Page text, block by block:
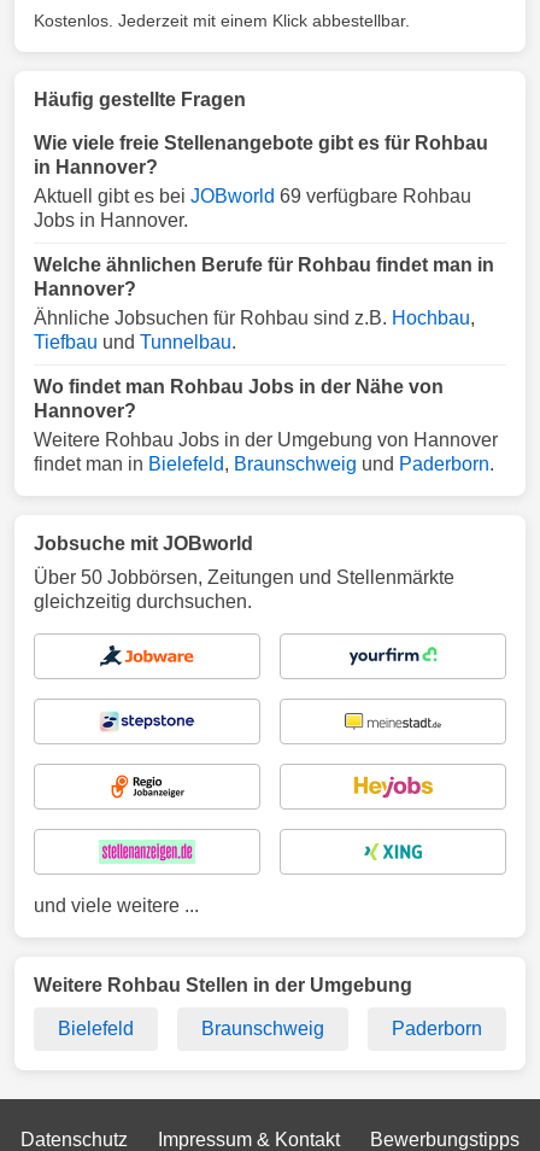
Kostenlos. Jederzeit mit einem Klick abbestellbar.
Häufig gestellte Fragen
Wie viele freie Stellenangebote gibt es für Rohbau
in Hannover?
Aktuell gibt es bei JOBworld 69 verfügbare Rohbau
Jobs in Hannover.
Welche ähnlichen Berufe für Rohbau findet man in
Hannover?
Ähnliche Jobsuchen für Rohbau sind z.B. Hochbau,
Tiefbau und Tunnelbau.
Wo findet man Rohbau Jobs in der Nähe von
Hannover?
Weitere Rohbau Jobs in der Umgebung von Hannover
findet man in Bielefeld, Braunschweig und Paderborn.
Jobsuche mit JOBworld
Über 50 Jobbörsen, Zeitungen und Stellenmärkte
gleichzeitig durchsuchen.
und viele weitere ...
Weitere Rohbau Stellen in der Umgebung
Bielefeld Braunschweig Paderborn
Datenschutz Impressum & Kontakt Bewerbungstipps